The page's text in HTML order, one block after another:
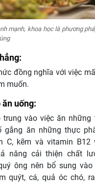
mạnh, khoa học là phương
đồng nghĩa với việc
muốn.
uống:
trung vào việc ăn
gắng ăn những thực
C, kẽm và vitamin
năng cải thiện chất
ông nên bổ sung
quýt, cá, quả óc chó,